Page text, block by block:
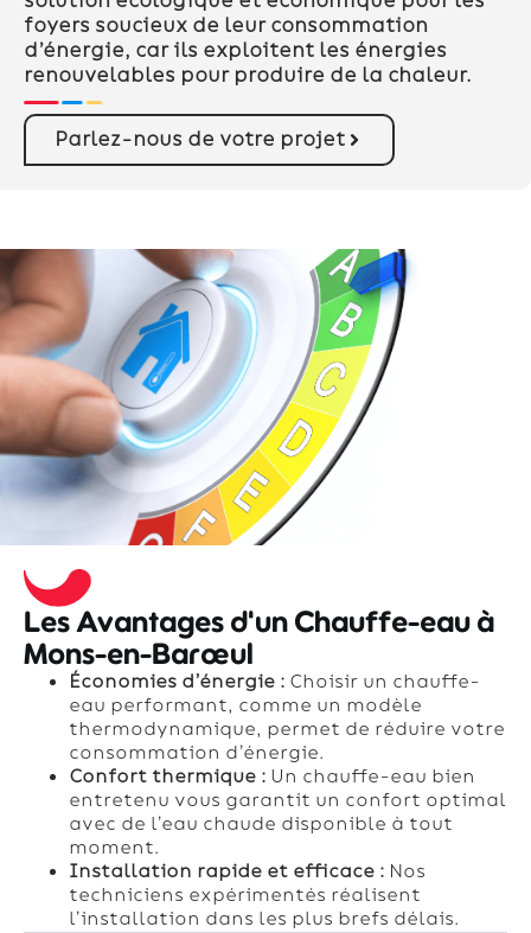
foyers soucieux de leur consommation
d’énergie, car ils exploitent les énergies
renouvelables pour produire de la chaleur.
Parlez-nous de votre projet
Les Avantages d'un Chauffe-eau à
Mons-en-Barœul
Économies d’énergie :Choisir un chauffe-
eau performant, comme un modèle
thermodynamique, permet de réduire votre
consommation d’énergie.
Confort thermique :Un chauffe-eau bien
entretenu vous garantit un confort optimal
avec de l’eau chaude disponible à tout
moment.
Installation rapide et efficace :Nos
techniciens expérimentés réalisent
l’installation dans les plus brefs délais.